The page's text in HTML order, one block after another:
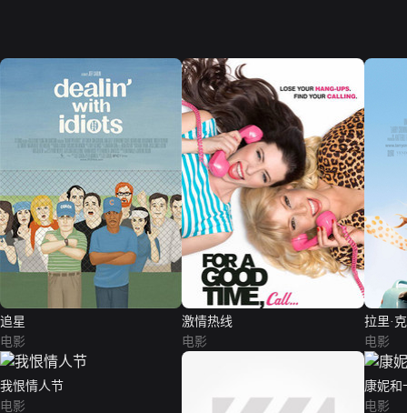
追星
电影
激情热线
电影
拉里·
电影
我恨情人节
电影
康妮和
电影